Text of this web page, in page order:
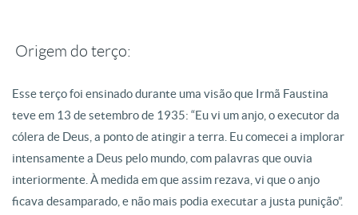
Origem do terço:
Esse terço foi ensinado durante uma visão que Irmã Faustina
teve em 13 de setembro de 1935: “Eu vi um anjo, o executor da
cólera de Deus, a ponto de atingir a terra. Eu comecei a implorar
intensamente a Deus pelo mundo, com palavras que ouvia
interiormente. À medida em que assim rezava, vi que o anjo
ficava desamparado, e não mais podia executar a justa punição”.